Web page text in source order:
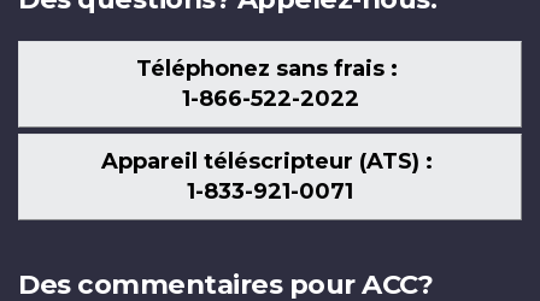
Téléphonez sans frais :
1-866-522-2022
Appareil téléscripteur (ATS) :
1-833-921-0071
Des commentaires pour ACC?